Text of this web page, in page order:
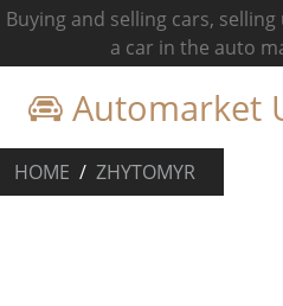
Buying and selling cars,
a car in the auto
Automarket
HOME ZHYTOMYR